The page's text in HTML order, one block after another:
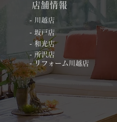
店舗情報
- 川越店
- 坂戸店
- 和光店
- 所沢店
- リフォーム川越店